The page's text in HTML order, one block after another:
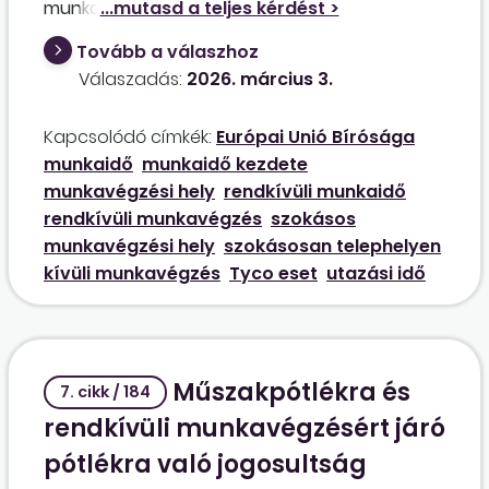
munkavégzés helye: Magyarország területe.
Szolgáltatásnyújtás esetén különböző
foglalkoztatási osztályokra kell utazniuk, ahol
csoportos vagy egyéni tanácsadást végeznek,
kezdődik és végződik a munkaideje? A
szolgáltatásnyújtás helyére történő utazás
minek számít ebben az esetben? Amennyiben
az utazás és a szolgáltatásnyújtás meghaladja
a napi kötelező munkaidőt, abban az esetben a
pluszidő túlmunkának számít?
Tovább a válaszhoz
Válaszadás: 2026. március 3.
Kapcsolódó címkék: Európai Unió Bírósága
munkaidő munkaidő kezdete
munkavégzési hely rendkívüli munkaidő
rendkívüli munkavégzés szokásos
munkavégzési hely szokásosan telephelyen
kívüli munkavégzés Tyco eset utazási idő
7. cikk / 184
Műszakpótlékra és
rendkívüli munkavégzésért járó
pótlékra való jogosultság